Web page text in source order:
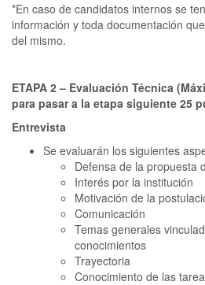
*En caso de candidatos internos se
información y toda documentación
del mismo.
ETAPA 2 – Evaluación Técnica
para pasar a la etapa siguiente 25
Entrevista
Se evaluarán los siguientes
Defensa de la propuesta
Interés por la institución
Motivación de la
Comunicación
Temas generales
conocimientos
Trayectoria
Conocimiento de las